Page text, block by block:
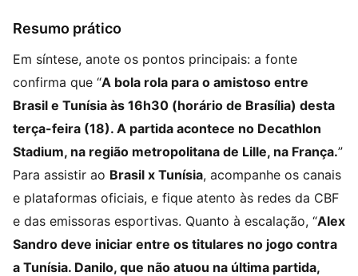
Resumo prático
Em síntese, anote os pontos principais: a fonte
confirma que “A bola rola para o amistoso entre
Brasil e Tunísia às 16h30 (horário de Brasília) desta
terça-feira (18). A partida acontece no Decathlon
Stadium, na região metropolitana de Lille, na França.”
Para assistir ao Brasil x Tunísia, acompanhe os canais
e plataformas oficiais, e fique atento às redes da CBF
e das emissoras esportivas. Quanto à escalação, “Alex
Sandro deve iniciar entre os titulares no jogo contra
a Tunísia. Danilo, que não atuou na última partida,